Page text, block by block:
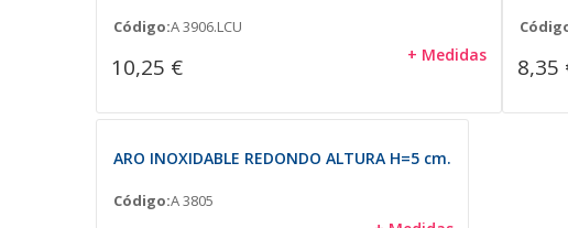
Código:A 3906.LCU
10,25 € + Medidas 8,35
ARO INOXIDABLE REDONDO ALTURA H=5 cm.
Código:A 3805